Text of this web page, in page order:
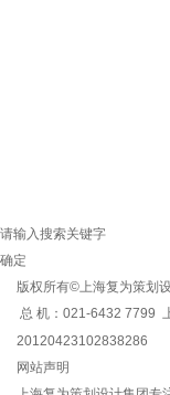
请输入搜索关键字
确定
版权所有©上海复为策划
总 机：021-6432
20120423102838286
网站声明